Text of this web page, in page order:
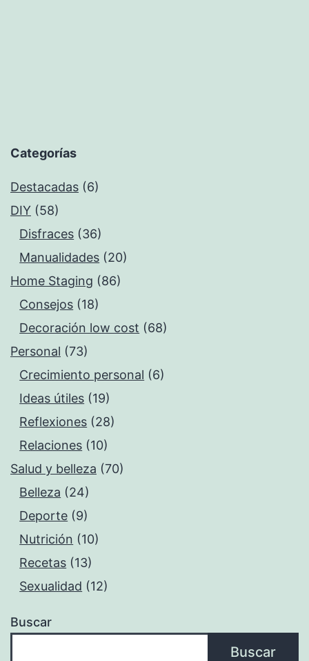
Categorías
Destacadas (6)
DIY (58)
Disfraces (36)
Manualidades (20)
Home Staging (86)
Consejos (18)
Decoración low cost (68)
Personal (73)
Crecimiento personal (6)
Ideas útiles (19)
Reflexiones (28)
Relaciones (10)
Salud y belleza (70)
Belleza (24)
Deporte (9)
Nutrición (10)
Recetas (13)
Sexualidad (12)
Buscar
Buscar